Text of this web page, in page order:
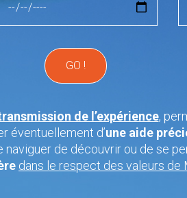
de l’expérience,
éventuellement d’une aide
naviguer de découvrir ou de se
dans le respect des valeurs de